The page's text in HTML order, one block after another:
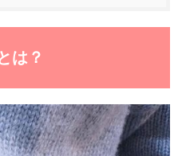
は？